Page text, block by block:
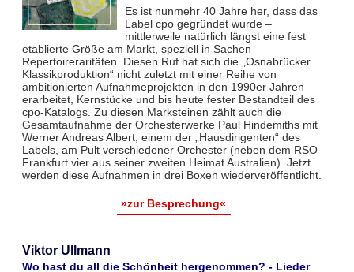
Es ist nunmehr 40 Jahre her, dass das
Label cpo gegründet wurde –
mittlerweile natürlich längst eine fest
etablierte Größe am Markt, speziell in Sachen
Repertoireraritäten. Diesen Ruf hat sich die „Osnabrücker
Klassikproduktion“ nicht zuletzt mit einer Reihe von
ambitionierten Aufnahmeprojekten in den 1990er Jahren
erarbeitet, Kernstücke und bis heute fester Bestandteil des
cpo-Katalogs. Zu diesen Marksteinen zählt auch die
Gesamtaufnahme der Orchesterwerke Paul Hindemiths mit
Werner Andreas Albert, einem der „Hausdirigenten“ des
Labels, am Pult verschiedener Orchester (neben dem RSO
Frankfurt vier aus seiner zweiten Heimat Australien). Jetzt
werden diese Aufnahmen in drei Boxen wiederveröffentlicht.
»zur Besprechung«
Viktor Ullmann
Wo hast du all die Schönheit hergenommen? - Lieder